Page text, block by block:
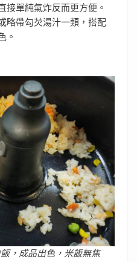
接單純氣炸反而更方便。
略帶勾芡湯汁一類，搭配
。
，成品出色，米飯無焦